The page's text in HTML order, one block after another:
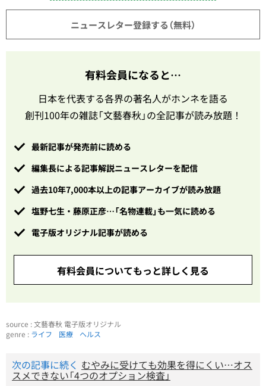
ニュースレター登録する（無料）
有料会員になると…
日本を代表する各界の著名人がホンネを語る
創刊100年の雑誌「文藝春秋」の全記事が読み放題！
最新記事が発売前に読める
編集長による記事解説ニュースレターを配信
過去10年7,000本以上の記事アーカイブが読み放題
塩野七生・藤原正彦…「名物連載」も一気に読める
電子版オリジナル記事が読める
有料会員についてもっと詳しく見る
source : 文藝春秋 電子版オリジナル
genre : ライフ 医療 ヘルス
次の記事に続く むやみに受けても効果を得にくい…オス
スメできない「4つのオプション検査」